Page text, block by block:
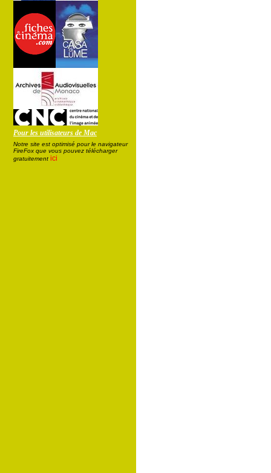
Pour les utilisateurs de Mac
Notre site est optimisé pour le navigateur
FireFox que vous pouvez télécharger
gratuitement ici